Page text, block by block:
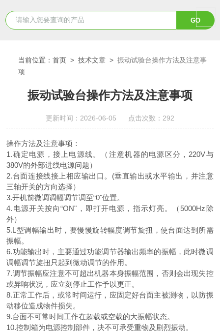
当前位置：首页 >技术文章 >振动试验台操作方法及注意事
项
振动试验台操作方法及注意事项
更新时间：2026-06-05 点击次数：292
操作方法及注意事项：
1.确定电源，接上电源线。（注意机器的电源区分，220V与
380V的外部进线电源问题）
2.台面连接线接上相应输出口。(垂直输出或水平输出，并注意
三轴开关的方向选择）
3.开机前微调调幅调节调至“0"位置。
4.电源开关按向“ON"，即打开电源，指示灯亮。（5000Hz除
外）
5.L型调幅输出时，要慢慢旋转幅度调节旋扭，使台面达到所需
振幅。
6.功能输出时，主要通过功能调节器输出频率的振幅，此时微调
调幅调节旋扭只起到微动调节的作用。
7.调节振幅应注意不可超出机器本身振幅范围，否则会出现失控
或异响状况，应立刻停止工作予以更正。
8.正常工作后，或常时间运行，应固定好台面主被测物，以防振
动移位造成物件损失。
9.台面不可常时间工作在超载或空载的大振幅状态。
10.控制箱为电源控制部件，决不可承受重物及剧烈振动。